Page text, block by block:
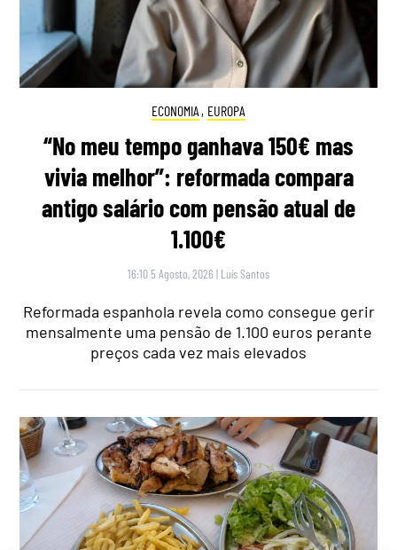
ECONOMIA , EUROPA
“No meu tempo ganhava 150€ mas
vivia melhor”: reformada compara
antigo salário com pensão atual de
1.100€
16:10 5 Agosto, 2026 | Luís Santos
Reformada espanhola revela como consegue gerir
mensalmente uma pensão de 1.100 euros perante
preços cada vez mais elevados